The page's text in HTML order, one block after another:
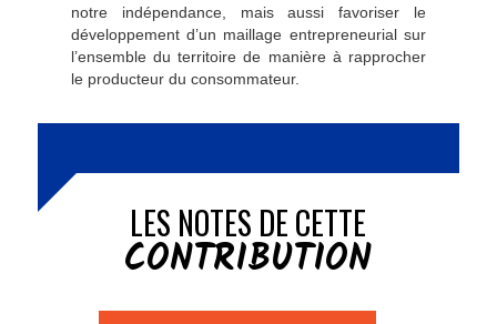
notre indépendance, mais aussi favoriser le
développement d’un maillage entrepreneurial sur
l’ensemble du territoire de manière à rapprocher
le producteur du consommateur.
LES NOTES DE CETTE
CONTRIBUTION